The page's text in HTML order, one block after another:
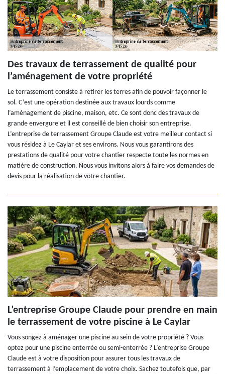
Des travaux de terrassement de qualité pour
l’aménagement de votre propriété
Le terrassement consiste à retirer les terres afin de pouvoir façonner le
sol. C’est une opération destinée aux travaux lourds comme
l’aménagement de piscine, maison, etc. Ce sont donc des travaux de
grande envergure et il est conseillé de bien choisir son entreprise.
L’entreprise de terrassement Groupe Claude est votre meilleur contact si
vous résidez à Le Caylar et ses environs. Nous vous garantirons des
prestations de qualité pour votre chantier respecte toute les normes en
matière de construction. Nous vous invitons alors à faire vos demandes de
devis pour la réalisation de votre chantier.
L’entreprise Groupe Claude pour prendre en main
le terrassement de votre piscine à Le Caylar
Vous songez à aménager une piscine au sein de votre propriété ? Vous
optez pour une piscine enterrée ou semi-enterrée ? L’entreprise Groupe
Claude est à votre disposition pour assurer tous les travaux de
terrassement à l’emplacement de votre choix. Sachez toutefois que, par